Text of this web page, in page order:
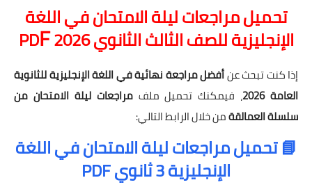
تحميل مراجعات ليلة الامتحان في اللغة
الإنجليزية للصف الثالث الثانوي 2026 PD F
إذا كنت تبحث عنأفضل مراجعة نهائية في اللغة الإنجليزية للثانوية
العامة 2026
، فيمكنك تحميل ملفمراجعات ليلة الامتحان من
سلسلة العمالقةمن خلال الرابط التالي:
📘 تحميل مراجعات ليلة الامتحان في اللغة
الإنجليزية 3 ثانوي PDF